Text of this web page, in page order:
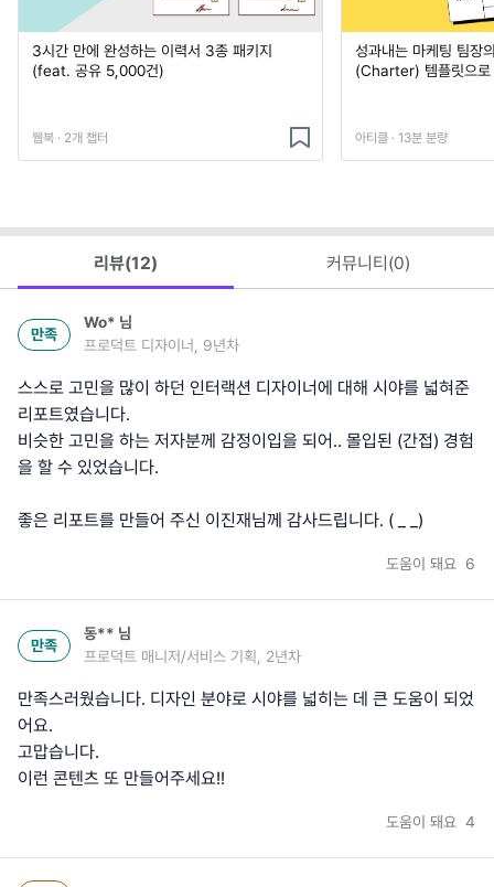
3시간 만에 완성하는 이력서 3종 패키지
(feat. 공유 5,000건)
웹북 · 2개 챕터
성과내는 마케팅 팀장
(Charter) 템플릿으로
아티클 · 13분 분량
리뷰(12) 커뮤니티(0)
만족
Wo* 님
프로덕트 디자이너, 9년차
스스로 고민을 많이 하던 인터랙션 디자이너에 대해 시야를 넓혀준
리포트였습니다.
비슷한 고민을 하는 저자분께 감정이입을 되어.. 몰입된 (간접) 경험
을 할 수 있었습니다.
좋은 리포트를 만들어 주신 이진재님께 감사드립니다. ( _ _)
도움이 돼요 6
만족
동** 님
프로덕트 매니저/서비스 기획, 2년차
만족스러웠습니다. 디자인 분야로 시야를 넓히는 데 큰 도움이 되었
어요.
고맙습니다.
이런 콘텐츠 또 만들어주세요!!
도움이 돼요 4